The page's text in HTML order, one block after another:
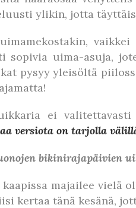
ylikin, jotta
sopivia uima-asuja,
pysyy yleisöltä
ei
versiota on tarjolla
bikinirajapäivien
majailee vielä
kertaa tänä kesänä,